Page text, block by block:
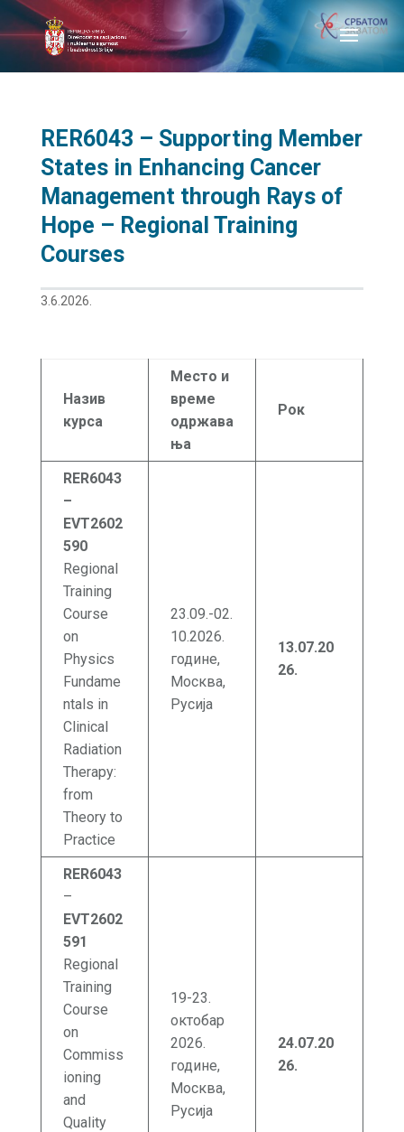
RER6043 – Supporting Member
States in Enhancing Cancer
Management through Rays of
Hope – Regional Training
Courses
3.6.2026.
Назив
курса
Место и
време
одржава
ња
Рок
RER6043
–
EVT2602
590
Regional
Training
Course
on
Physics
Fundame
ntals in
Clinical
Radiation
Therapy:
from
Theory to
Practice
23.09.-02.
10.2026.
године,
Москва,
Русија
13.07.20
26.
RER6043
–
EVT2602
591
Regional
Training
Course
on
Commiss
ioning
and
Quality
19-23.
октобар
2026.
године,
Москва,
Русија
24.07.20
26.